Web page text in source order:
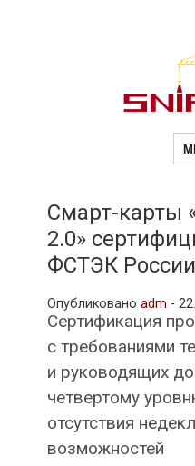
Смарт-карты
2.0»
ФСТЭК России
Опубликовано adm -
Сертификация
с требованиями
и руководящих
четвертому
отсутствия
возможностей